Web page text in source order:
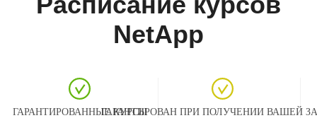
NetApp
ГАРАНТИРОВАННЫЕ КУРСЫГАРАНТИРОВАН ПРИ ПОЛУЧЕНИИ ВАШЕЙ